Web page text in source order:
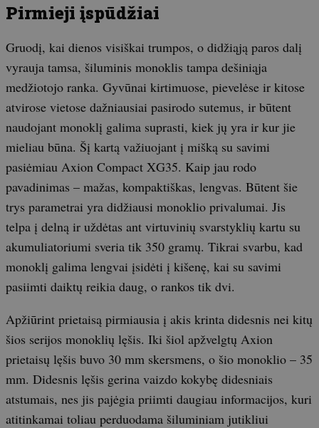
Pirmieji įspūdžiai
Gruodį, kai dienos visiškai trumpos, o didžiąją paros dalį
vyrauja tamsa, šiluminis monoklis tampa dešiniąja
medžiotojo ranka. Gyvūnai kirtimuose, pievelėse ir kitose
atvirose vietose dažniausiai pasirodo sutemus, ir būtent
naudojant monoklį galima suprasti, kiek jų yra ir kur jie
mieliau būna. Šį kartą važiuojant į mišką su savimi
pasiėmiau Axion Compact XG35. Kaip jau rodo
pavadinimas – mažas, kompaktiškas, lengvas. Būtent šie
trys parametrai yra didžiausi monoklio privalumai. Jis
telpa į delną ir uždėtas ant virtuvinių svarstyklių kartu su
akumuliatoriumi sveria tik 350 gramų. Tikrai svarbu, kad
monoklį galima lengvai įsidėti į kišenę, kai su savimi
pasiimti daiktų reikia daug, o rankos tik dvi.
Apžiūrint prietaisą pirmiausia į akis krinta didesnis nei kitų
šios serijos monoklių lęšis. Iki šiol apžvelgtų Axion
prietaisų lęšis buvo 30 mm skersmens, o šio monoklio – 35
mm. Didesnis lęšis gerina vaizdo kokybę didesniais
atstumais, nes jis pajėgia priimti daugiau informacijos, kuri
atitinkamai toliau perduodama šiluminiam jutikliui